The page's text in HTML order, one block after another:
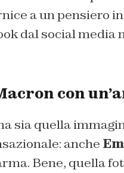
a un pensiero
dal social media
con
sia quella
anche
Bene, quella